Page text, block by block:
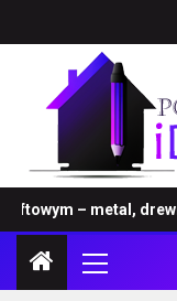
– metal, drewno i